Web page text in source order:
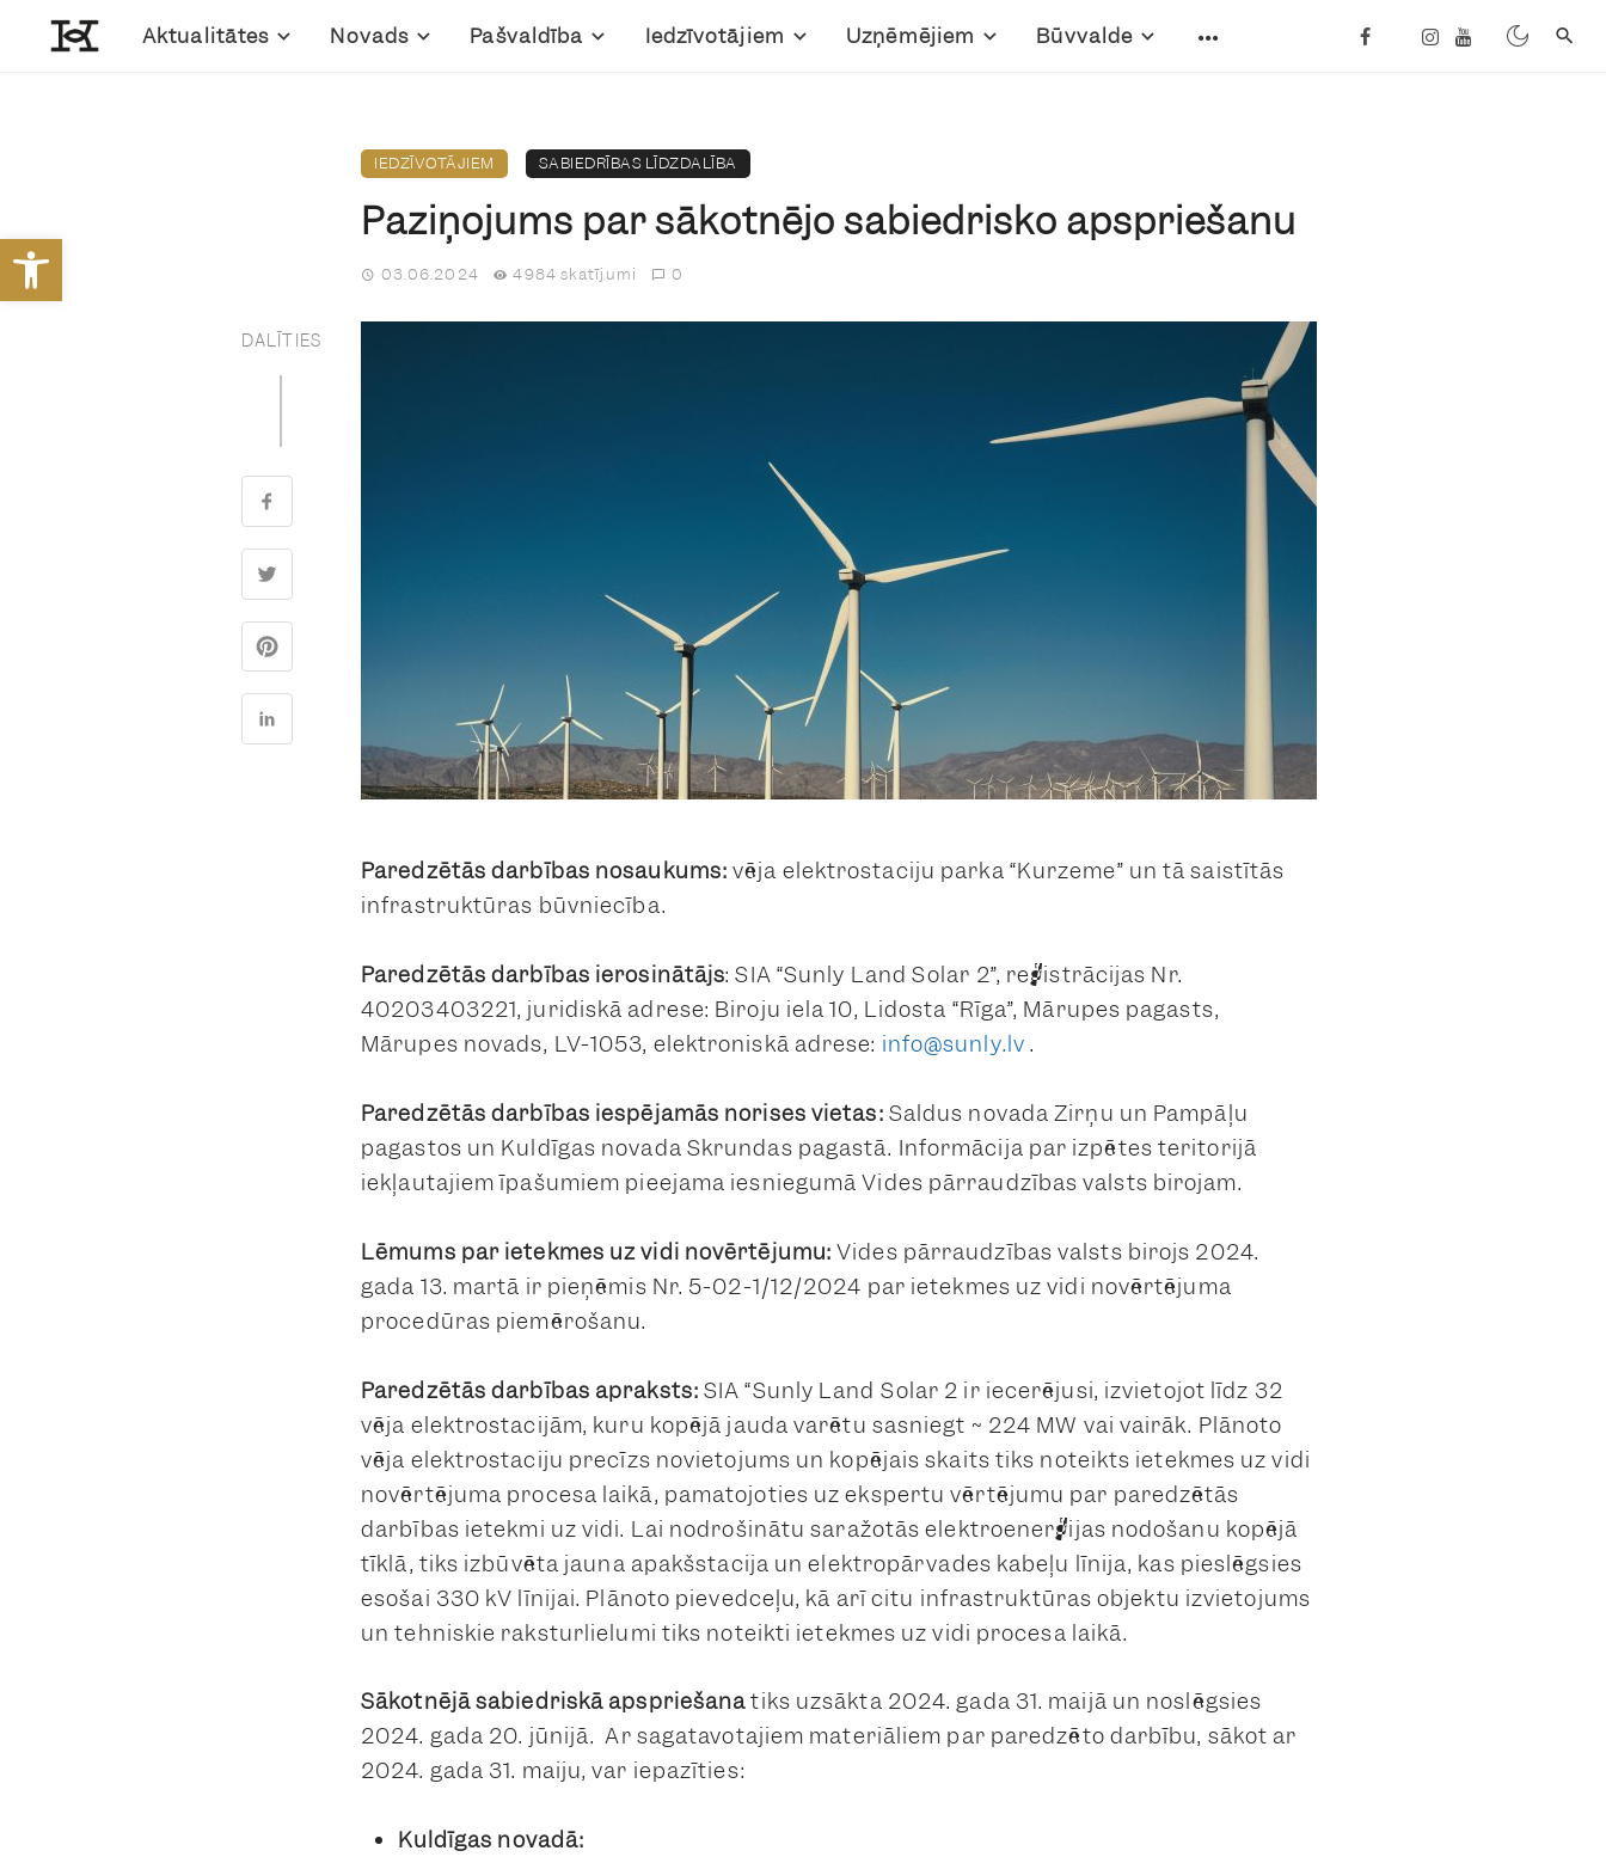
Open toolbar
Aktualitātes Novads Pašvaldība Iedzīvotājiem Uzņēmējiem Būvvalde
IEDZĪVOTĀJIEM SABIEDRĪBAS LĪDZDALĪBA
Paziņojums par sākotnējo sabiedrisko apspriešanu
03.06.2024 4984 skatījumi 0
DALĪTIES
Paredzētās darbības nosaukums: vēja elektrostaciju parka “Kurzeme” un tā saistītās
infrastruktūras būvniecība.
Paredzētās darbības ierosinātājs: SIA “Sunly Land Solar 2”, reģistrācijas Nr.
40203403221, juridiskā adrese: Biroju iela 10, Lidosta “Rīga”, Mārupes pagasts,
Mārupes novads, LV-1053, elektroniskā adrese: info@sunly.lv .
Paredzētās darbības iespējamās norises vietas: Saldus novada Zirņu un Pampāļu
pagastos un Kuldīgas novada Skrundas pagastā. Informācija par izpētes teritorijā
iekļautajiem īpašumiem pieejama iesniegumā Vides pārraudzības valsts birojam.
Lēmums par ietekmes uz vidi novērtējumu: Vides pārraudzības valsts birojs 2024.
gada 13. martā ir pieņēmis Nr. 5-02-1/12/2024 par ietekmes uz vidi novērtējuma
procedūras piemērošanu.
Paredzētās darbības apraksts: SIA “Sunly Land Solar 2 ir iecerējusi, izvietojot līdz 32
vēja elektrostacijām, kuru kopējā jauda varētu sasniegt ~ 224 MW vai vairāk. Plānoto
vēja elektrostaciju precīzs novietojums un kopējais skaits tiks noteikts ietekmes uz vidi
novērtējuma procesa laikā, pamatojoties uz ekspertu vērtējumu par paredzētās
darbības ietekmi uz vidi. Lai nodrošinātu saražotās elektroenerģijas nodošanu kopējā
tīklā, tiks izbūvēta jauna apakšstacija un elektropārvades kabeļu līnija, kas pieslēgsies
esošai 330 kV līnijai. Plānoto pievedceļu, kā arī citu infrastruktūras objektu izvietojums
un tehniskie raksturlielumi tiks noteikti ietekmes uz vidi procesa laikā.
Sākotnējā sabiedriskā apspriešanatiks uzsākta 2024. gada 31. maijā un noslēgsies
2024. gada 20. jūnijā. Ar sagatavotajiem materiāliem par paredzēto darbību, sākot ar
2024. gada 31. maiju, var iepazīties:
Kuldīgas novadā: